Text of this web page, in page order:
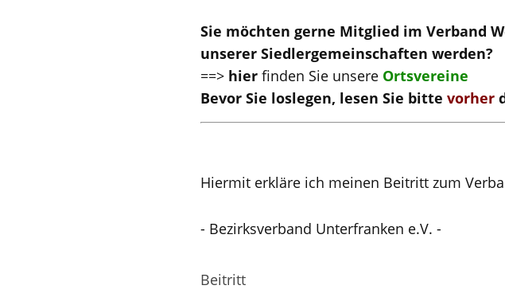
Sie möchten gerne Mitglied im Verband
unserer Siedlergemeinschaften werden?
==> hier finden Sie unsere Ortsvereine
Bevor Sie loslegen, lesen Sie bitte vorher
Hiermit erkläre ich meinen Beitritt zum
- Bezirksverband Unterfranken e.V. -
Beitritt